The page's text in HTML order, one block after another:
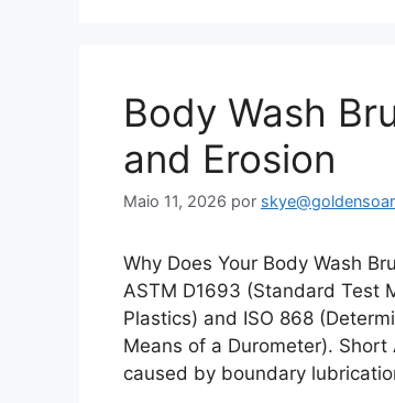
Body Wash
and Erosion
Maio 11, 2026 por
Why Does Your Body Wash
ASTM D1693 (Standard Test
Plastics) and ISO 868
Means of a Durometer).
caused by boundary